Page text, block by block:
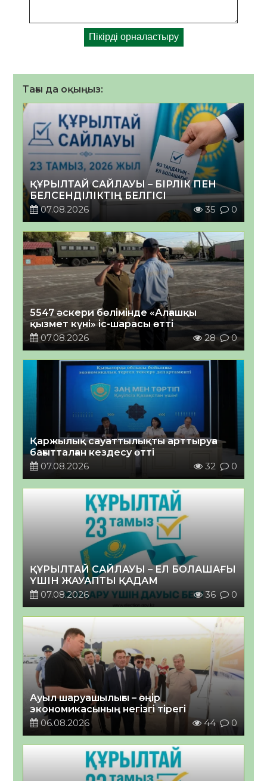
Тағы да оқыңыз:
ҚҰРЫЛТАЙ САЙЛАУЫ – БІРЛІК ПЕН
БЕЛСЕНДІЛІКТІҢ БЕЛГІСІ
07.08.2026
35 0
5547 әскери бөлімінде «Алғашқы
қызмет күні» іс-шарасы өтті
07.08.2026
28 0
Қаржылық сауаттылықты арттыруға
бағытталған кездесу өтті
07.08.2026
32 0
ҚҰРЫЛТАЙ САЙЛАУЫ – ЕЛ БОЛАШАҒЫ
ҮШІН ЖАУАПТЫ ҚАДАМ
07.08.2026
36 0
Ауыл шаруашылығы – өңір
экономикасының негізгі тірегі
06.08.2026
44 0